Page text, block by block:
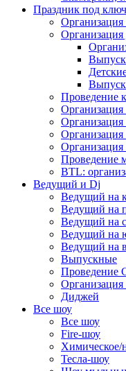
Праздник под ключ
Организация
Организация
Проведение
Организация
Проведение
BTL:
Ведущий и Dj
Ведущий на
Ведущий на
Ведущий на
Ведущий на
Ведущий на
Выпускные
Проведение
Диджей
Все шоу
Все шоу
Fire-шоу
Химическое/
Тесла-шоу